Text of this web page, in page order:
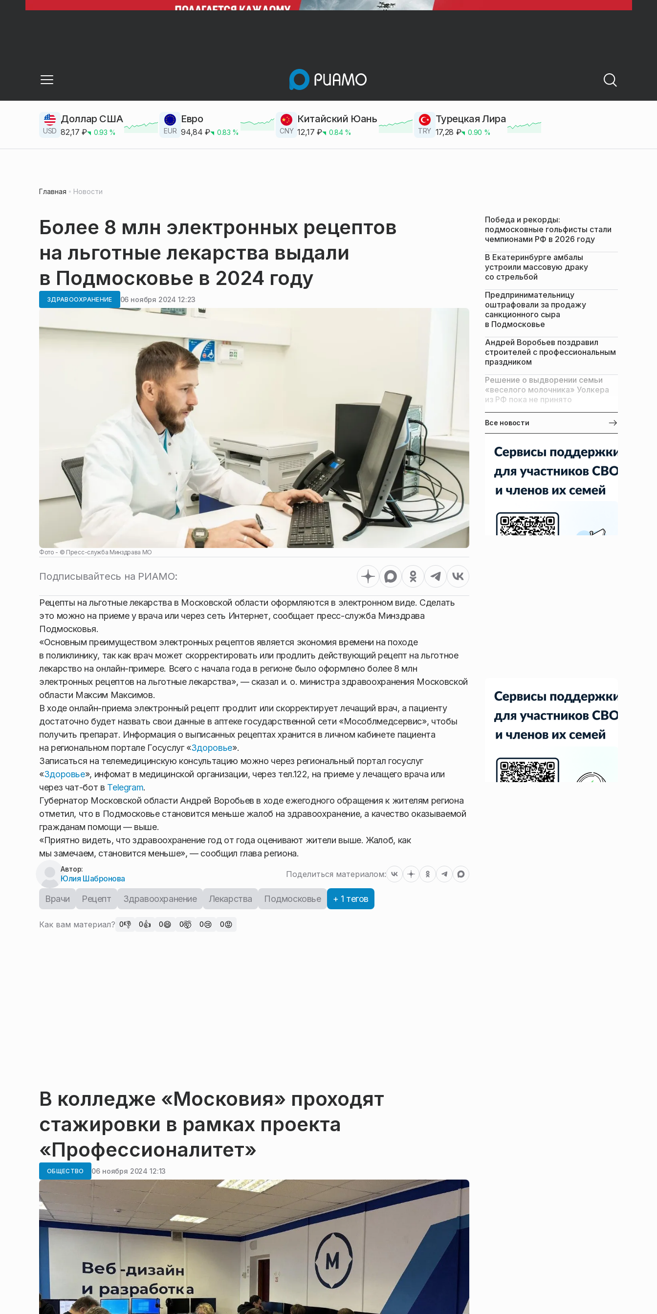
USD
Доллар США
82,17 ₽ 0.93 % EUR
Евро
94,84 ₽ 0.83 % CNY
Китайский Юань
12,17 ₽ 0.84% TRY
Турецкая Лира
17,28 ₽ 0.90 %
Главная Новости
Более 8 млн электронных рецептов
на льготные лекарства выдали
в Подмосковье в 2024 году
ЗДРАВООХРАНЕНИЕ 06 ноября 2024 12:23
Фото - © Пресс-служба Минздрава МО
Подписывайтесь на РИАМО:
Рецепты на льготные лекарства в Московской области оформляются в электронном виде. Сделать
это можно на приеме у врача или через сеть Интернет, сообщает пресс-служба Минздрава
Подмосковья.
«Основным преимуществом электронных рецептов является экономия времени на походе
в поликлинику, так как врач может скорректировать или продлить действующий рецепт на льготное
лекарство на онлайн-примере. Всего с начала года в регионе было оформлено более 8 млн
электронных рецептов на льготные лекарства», — сказал и. о. министра здравоохранения Московской
области Максим Максимов.
В ходе онлайн-приема электронный рецепт продлит или скорректирует лечащий врач, а пациенту
достаточно будет назвать свои данные в аптеке государственной сети «Мособлмедсервис», чтобы
получить препарат. Информация о выписанных рецептах хранится в личном кабинете пациента
на региональном портале Госуслуг «Здоровье».
Записаться на телемедицинскую консультацию можно через региональный портал госуслуг
«Здоровье», инфомат в медицинской организации, через тел.122, на приеме у лечащего врача или
через чат-бот в Telegram.
Губернатор Московской области Андрей Воробьев в ходе ежегодного обращения к жителям региона
отметил, что в Подмосковье становится меньше жалоб на здравоохранение, а качество оказываемой
гражданам помощи — выше.
«Приятно видеть, что здравоохранение год от года оценивают жители выше. Жалоб, как
мы замечаем, становится меньше», — сообщил глава региона.
Автор:
Юлия Шабронова Поделиться материалом:
Врачи Рецепт Здравоохранение Лекарства Подмосковье + 1 тегов
Как вам материал? 0👎 0👍 0😄 0🤯 0😢 0😡
В колледже «Московия» проходят
стажировки в рамках проекта
«Профессионалитет»
ОБЩЕСТВО 06 ноября 2024 12:13
Победа и рекорды:
подмосковные гольфисты стали
чемпионами РФ в 2026 году
В Екатеринбурге амбалы
устроили массовую драку
со стрельбой
Предпринимательницу
оштрафовали за продажу
санкционного сыра
в Подмосковье
Андрей Воробьев поздравил
строителей с профессиональным
праздником
Решение о выдворении семьи
«веселого молочника» Уолкера
из РФ пока не принято
Все новости